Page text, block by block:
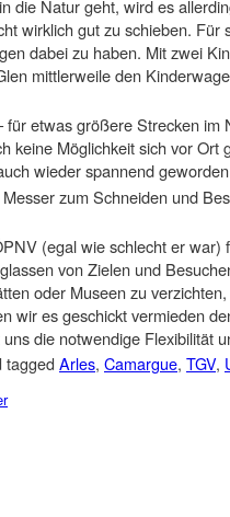
die Natur geht, wird es
wirklich gut zu schieben. Für
dabei zu haben. Mit zwei
mittlerweile den
etwas größere Strecken im
keine Möglichkeit sich vor
wieder spannend
zum Schneiden und
(egal wie schlecht er
von Zielen und
oder Museen zu
wir es geschickt vermieden
die notwendige Flexibilität
tagged Arles, Camargue, TGV,